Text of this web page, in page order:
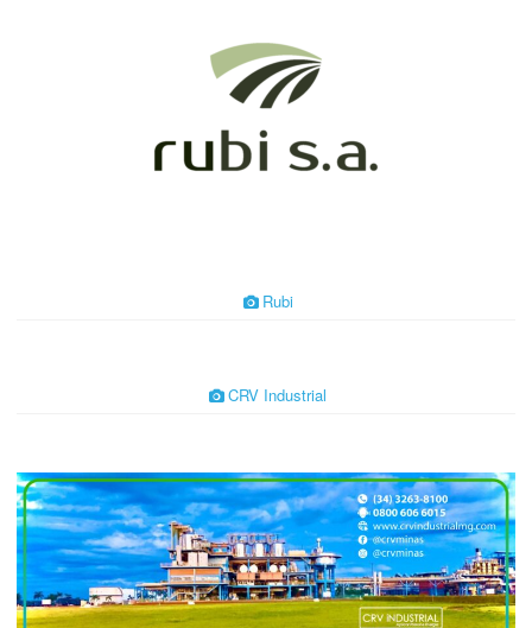
Rubi
CRV Industrial